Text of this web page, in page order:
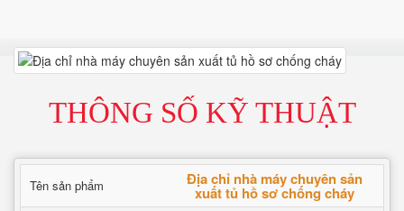
THÔNG SỐ KỸ THUẬT
Tên sản phẩm Địa chỉ nhà máy chuyên sản
xuất tủ hồ sơ chống cháy